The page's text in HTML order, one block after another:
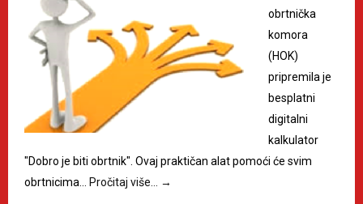
obrtnička
komora
(HOK)
pripremila je
besplatni
digitalni
kalkulator
"Dobro je biti obrtnik". Ovaj praktičan alat pomoći će svim
obrtnicima… Pročitaj više… →